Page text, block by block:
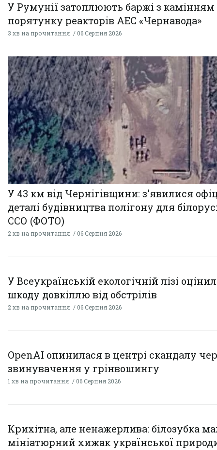
У Румунії затоплюють баржі з
порятунку реакторів АЕС «Чернавода»
3 хв на прочитання 06 Серпня 2026
У 43 км від Чернігівщини: з'явилися
деталі будівництва полігону для
ССО (ФОТО)
2 хв на прочитання 06 Серпня 2026
У Всеукраїнській екологічній лізі
шкоду довкіллю від обстрілів
2 хв на прочитання 06 Серпня 2026
OpenAI опинилася в центрі скандалу
звинувачення у грінвошингу
1 хв на прочитання 06 Серпня 2026
Крихітна, але ненажерлива: білозубка
мініатюрний хижак української